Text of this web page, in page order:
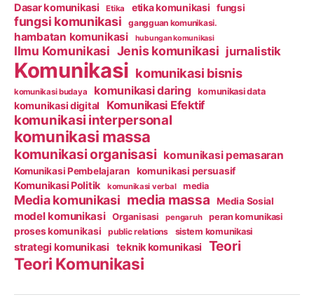
Dasar komunikasi Etika etika komunikasi fungsi
fungsi komunikasi gangguan komunikasi.
hambatan komunikasi hubungan komunikasi
Ilmu Komunikasi Jenis komunikasi jurnalistik
Komunikasi komunikasi bisnis
komunikasi budaya komunikasi daring komunikasi data
komunikasi digital Komunikasi Efektif
komunikasi interpersonal
komunikasi massa
komunikasi organisasi komunikasi pemasaran
Komunikasi Pembelajaran komunikasi persuasif
Komunikasi Politik komunikasi verbal media
Media komunikasi media massa Media Sosial
model komunikasi Organisasi pengaruh peran komunikasi
proses komunikasi public relations sistem komunikasi
strategi komunikasi teknik komunikasi Teori
Teori Komunikasi